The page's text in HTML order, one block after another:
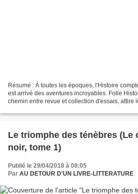
Résumé : À toutes les époques, l'Histoire
est arrivé des aventures incroyables. Folle
chemin entre revue et collection d'essais, attire
Le triomphe des ténèbres (Le
noir, tome 1)
Publié le 29/04/2018 à 08:05
Par AU DETOUR D'UN LIVRE-LITTERATURE